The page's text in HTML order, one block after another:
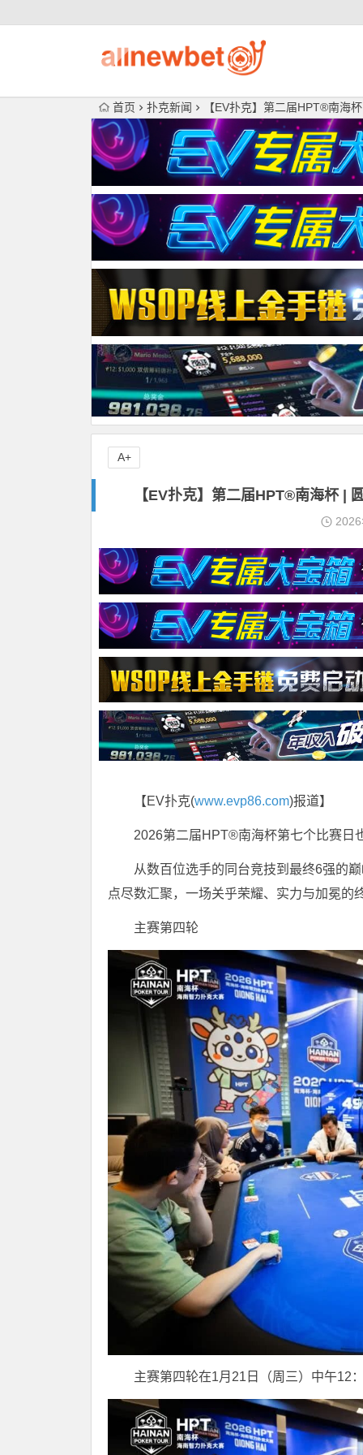
首页 扑克新闻 【EV扑克】第二届HPT®南海
【EV扑克】第二届HPT®南海杯 |
2026
【EV扑克(www.evp86.com)报道】
2026第二届HPT®南海杯第七个比赛日
从数百位选手的同台竞技到最终6强的
点尽数汇聚，一场关乎荣耀、实力与加冕的
主赛第四轮
主赛第四轮在1月21日（周三）中午12
A+